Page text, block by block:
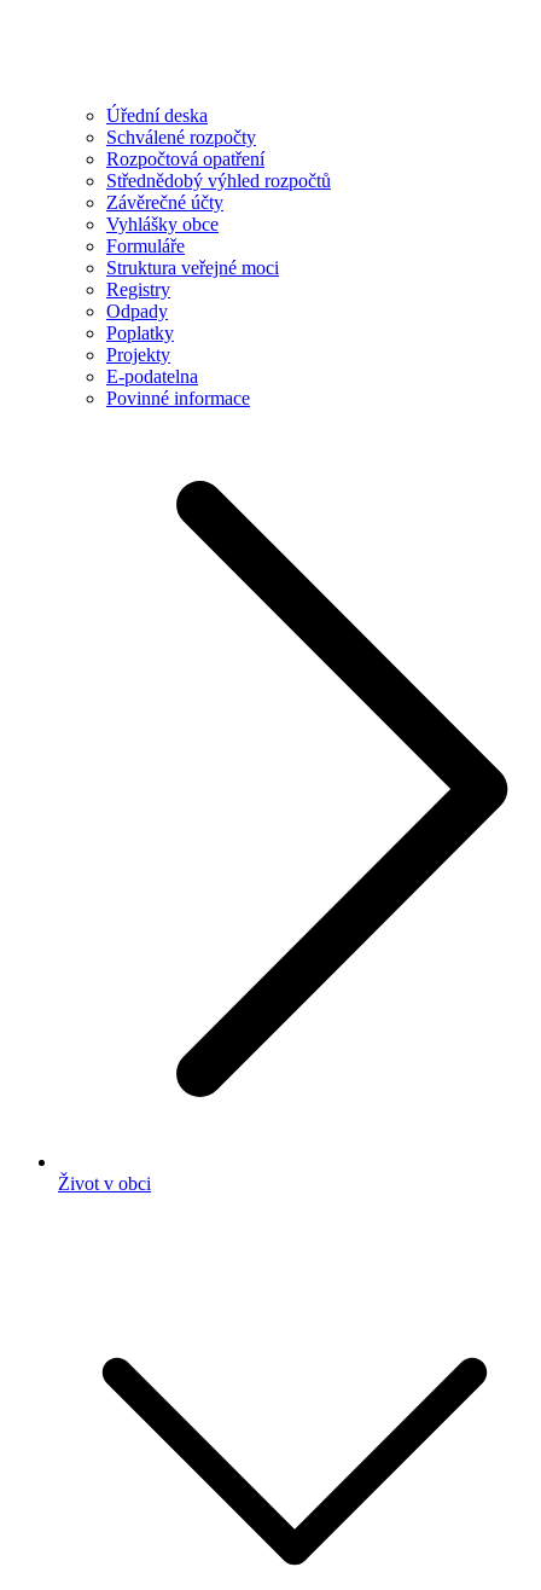
Úřední deska
Schválené rozpočty
Rozpočtová opatření
Střednědobý výhled rozpočtů
Závěrečné účty
Vyhlášky obce
Formuláře
Struktura veřejné moci
Registry
Odpady
Poplatky
Projekty
E-podatelna
Povinné informace
Život v obci